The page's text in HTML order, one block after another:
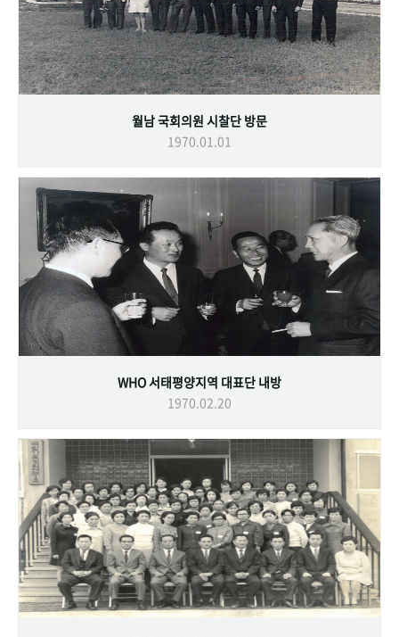
월남 국회의원 시찰단 방문
1970.01.01
WHO 서태평양지역 대표단 내방
1970.02.20